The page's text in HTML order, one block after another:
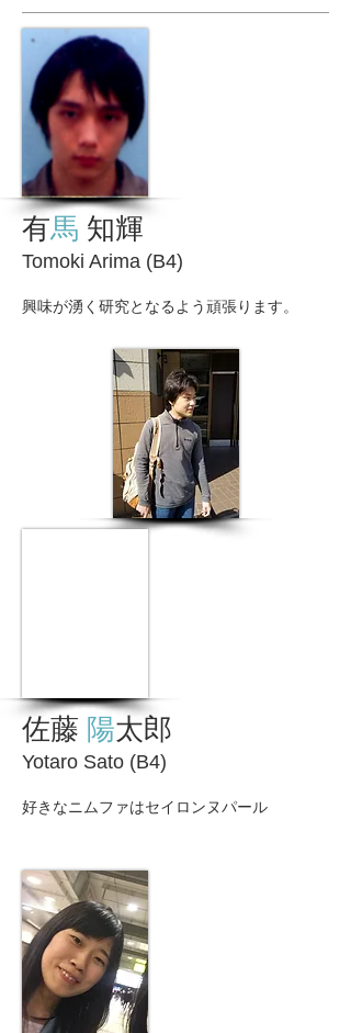
有馬 知輝
Tomoki Arima (B4)
興味が湧く研究となるよう頑張ります。
佐藤 陽太郎
Yotaro Sato (B4)
好きなニムファはセイロンヌパール